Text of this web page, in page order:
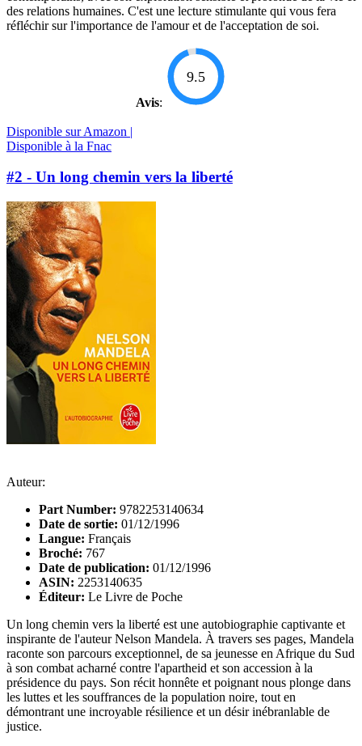
des relations humaines. C'est une lecture stimulante qui vous fera
réfléchir sur l'importance de l'amour et de l'acceptation de soi.
Avis:
9.5
Disponible sur Amazon |
Disponible à la Fnac
#2 - Un long chemin vers la liberté
Auteur:
Part Number: 9782253140634
Date de sortie: 01/12/1996
Langue: Français
Broché: 767
Date de publication: 01/12/1996
ASIN: 2253140635
Éditeur: Le Livre de Poche
Un long chemin vers la liberté est une autobiographie captivante et
inspirante de l'auteur Nelson Mandela. À travers ses pages, Mandela
raconte son parcours exceptionnel, de sa jeunesse en Afrique du Sud
à son combat acharné contre l'apartheid et son accession à la
présidence du pays. Son récit honnête et poignant nous plonge dans
les luttes et les souffrances de la population noire, tout en
démontrant une incroyable résilience et un désir inébranlable de
justice.